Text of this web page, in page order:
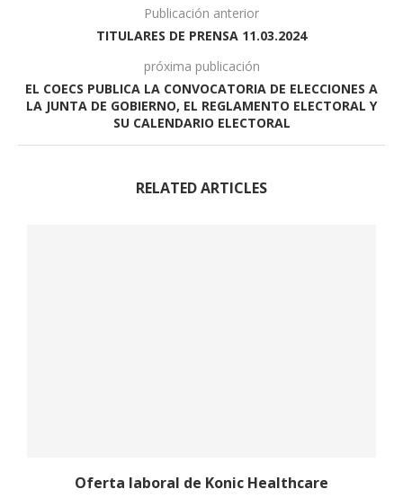
Publicación anterior
TITULARES DE PRENSA 11.03.2024
próxima publicación
EL COECS PUBLICA LA CONVOCATORIA DE ELECCIONES A
LA JUNTA DE GOBIERNO, EL REGLAMENTO ELECTORAL Y
SU CALENDARIO ELECTORAL
RELATED ARTICLES
Oferta laboral de Konic Healthcare